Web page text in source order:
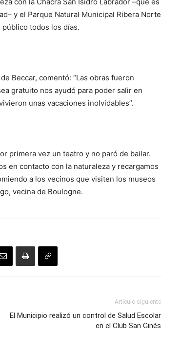
y el Parque Natural Municipal Ribera Norte
todos los días.
Beccar, comentó: “Las obras fueron
gratuito nos ayudó para poder salir en
unas vacaciones inolvidables”.
primera vez un teatro y no paró de bailar.
en contacto con la naturaleza y recargamos
a los vecinos que visiten los museos
vecina de Boulogne.
Artículo siguiente
El Municipio realizó un control de Salud Escolar
en el Club San Ginés